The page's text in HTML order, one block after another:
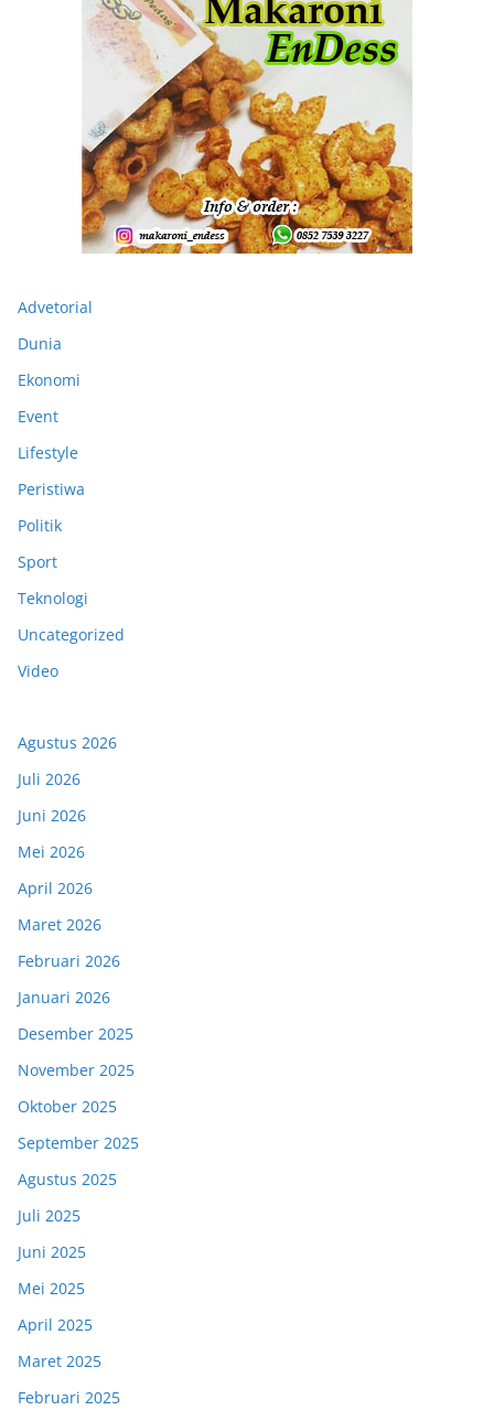
Advetorial
Dunia
Ekonomi
Event
Lifestyle
Peristiwa
Politik
Sport
Teknologi
Uncategorized
Video
Agustus 2026
Juli 2026
Juni 2026
Mei 2026
April 2026
Maret 2026
Februari 2026
Januari 2026
Desember 2025
November 2025
Oktober 2025
September 2025
Agustus 2025
Juli 2025
Juni 2025
Mei 2025
April 2025
Maret 2025
Februari 2025